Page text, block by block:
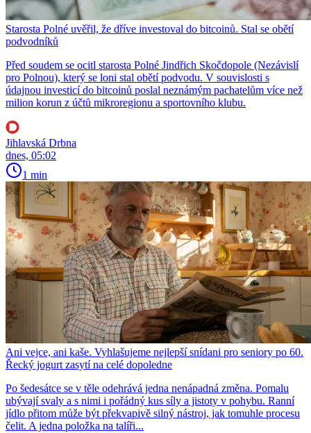
Starosta Polné uvěřil, že dříve investoval do bitcoinů. Stal se obětí
podvodníků
Před soudem se ocitl starosta Polné Jindřich Skočdopole (Nezávislí
pro Polnou), který se loni stal obětí podvodu. V souvislosti s
údajnou investicí do bitcoinů poslal neznámým pachatelům více než
milion korun z účtů mikroregionu a sportovního klubu.
Jihlavská Drbna
dnes, 05:02
1 min
Ani vejce, ani kaše. Vyhlašujeme nejlepší snídani pro seniory po 60.
Řecký jogurt zasytí na celé dopoledne
Po šedesátce se v těle odehrává jedna nenápadná změna. Pomalu
ubývají svaly a s nimi i pořádný kus síly a jistoty v pohybu. Ranní
jídlo přitom může být překvapivě silný nástroj, jak tomuhle procesu
čelit. A jedna položka na talíři...